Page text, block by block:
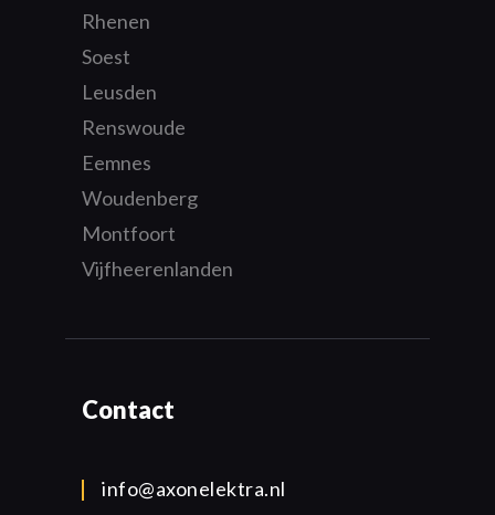
Rhenen
Soest
Leusden
Renswoude
Eemnes
Woudenberg
Montfoort
Vijfheerenlanden
Contact
info@axonelektra.nl